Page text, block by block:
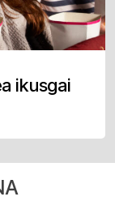
ikusgai